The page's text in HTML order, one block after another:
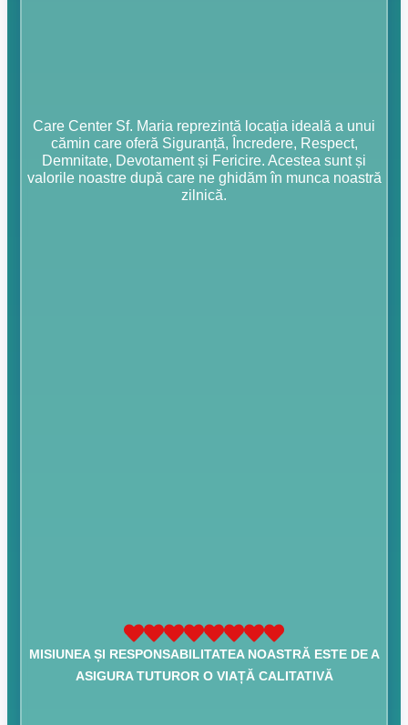
Care Center Sf. Maria reprezintă locația ideală a unui
cămin care oferă Siguranță, Încredere, Respect,
Demnitate, Devotament și Fericire. Acestea sunt și
valorile noastre după care ne ghidăm în munca noastră
zilnică.
MISIUNEA ȘI RESPONSABILITATEA NOASTRĂ ESTE DE A
ASIGURA TUTUROR O VIAȚĂ CALITATIVĂ